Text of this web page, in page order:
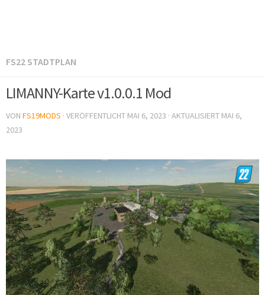
FS22 STADTPLAN
LIMANNY-Karte v1.0.0.1 Mod
VON FS19MODS · VERÖFFENTLICHT MAI 6, 2023 · AKTUALISIERT MAI 6,
2023